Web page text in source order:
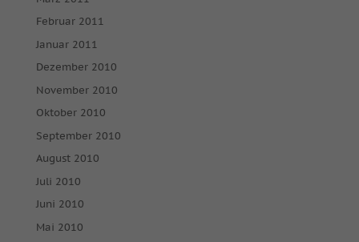
Februar 2011
Januar 2011
Dezember 2010
November 2010
Oktober 2010
September 2010
August 2010
Juli 2010
Juni 2010
Mai 2010